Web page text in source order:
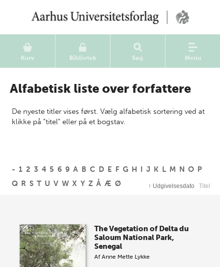
Kurv Bibliotek Søg Menu
Alfabetisk liste over forfattere
De nyeste titler vises først. Vælg alfabetisk sortering ved at
klikke på "titel" eller på et bogstav.
- 1 2 3 4 5 6 9 A B C D E F G H I J K L M N O P
Q R S T U V W X Y Z Å Æ Ø ↑ Udgivelsesdato Titel
The Vegetation of Delta du
Saloum National Park,
Senegal
AfAnne Mette Lykke